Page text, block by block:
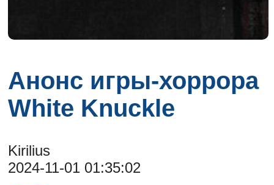
Анонс игры-хоррора
White Knuckle
Kirilius
2024-11-01 01:35:02